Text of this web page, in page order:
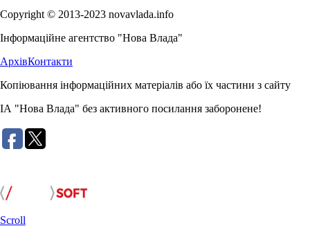
Copyright © 2013-2023 novavlada.info
Інформаційне агентство "Нова Влада"
АрхівКонтакти
Копіювання інформаційних матеріалів або їх частини з сайту
ІА "Нова Влада" без активного посилання заборонене!
Scroll